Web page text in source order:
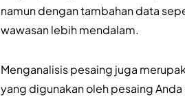
namun dengan tambahan data
wawasan lebih mendalam.
Menganalisis pesaing juga
yang digunakan oleh pesaing